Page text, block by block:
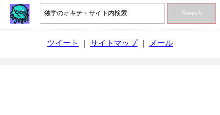
Search
ツイート サイトマップ｜ メール